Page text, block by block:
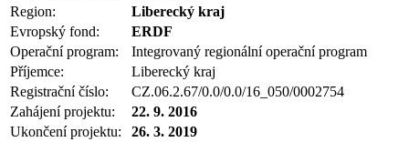
Region:
Liberecký kraj
Evropský fond:
ERDF
Operační program:
Integrovaný regionální operační program
Příjemce:
Liberecký kraj
Registrační číslo:
CZ.06.2.67/0.0/0.0/16_050/0002754
Zahájení projektu:
22. 9. 2016
Ukončení projektu:
26. 3. 2019